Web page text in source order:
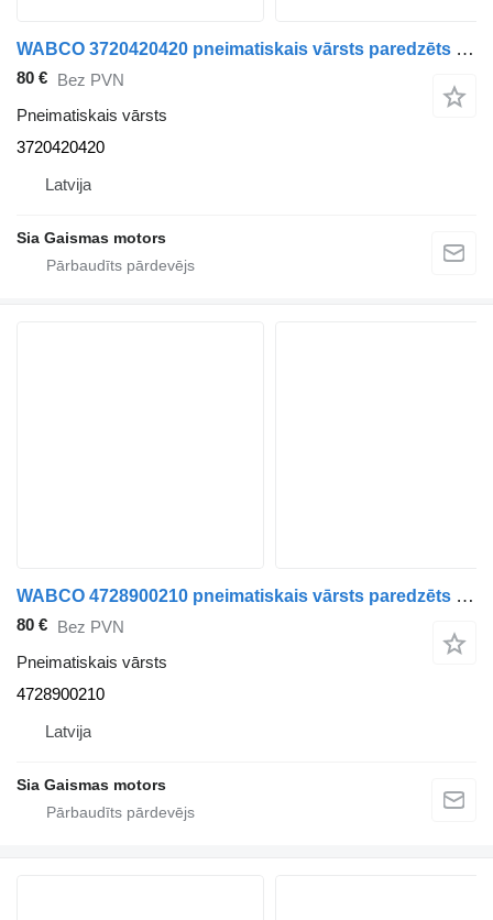
WABCO 3720420420 pneimatiskais vārsts paredzēts autobusa
80 € Bez PVN
Pneimatiskais vārsts
3720420420
Latvija
Sia Gaismas motors
WABCO 4728900210 pneimatiskais vārsts paredzēts Mercedes-Benz autobusa
80 € Bez PVN
Pneimatiskais vārsts
4728900210
Latvija
Sia Gaismas motors